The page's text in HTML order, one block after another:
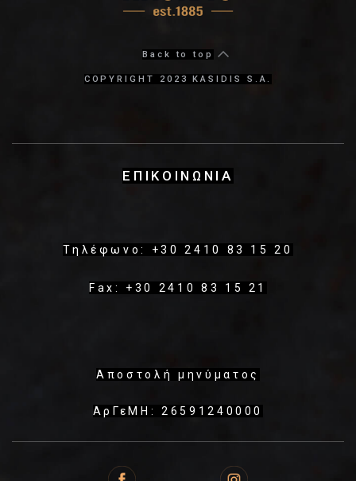
Back to top
COPYRIGHT 2023 KASIDIS S.A.
ΕΠΙΚΟΙΝΩΝΙΑ
Τηλέφωνο: +30 2410 83 15 20
Fax: +30 2410 83 15 21
Αποστολή μηνύματος
ΑρΓεΜΗ: 26591240000